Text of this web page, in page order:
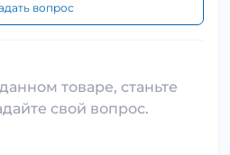
вопрос
товаре, станьте
свой вопрос.